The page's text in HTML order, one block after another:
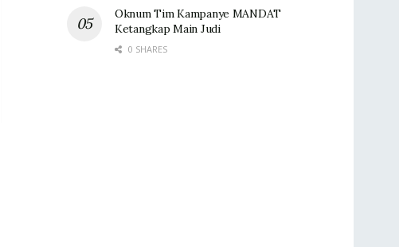
Oknum Tim Kampanye MANDAT
Ketangkap Main Judi
0 SHARES